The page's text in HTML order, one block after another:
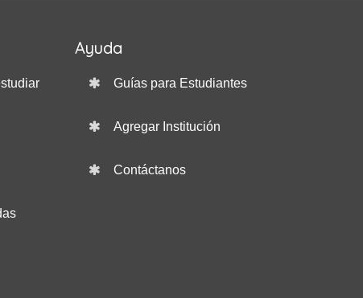
Ayuda
Guías para Estudiantes
Agregar Institución
Contáctanos